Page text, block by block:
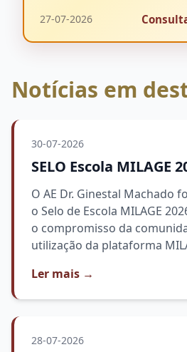
27-07-2026
Notícias em
30-07-2026
SELO Escola MILAGE
O AE Dr. Ginestal Machado
o Selo de Escola MILAGE
o compromisso da
utilização da plataforma
Ler mais →
28-07-2026